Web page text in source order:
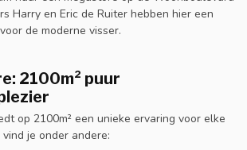
Harry en Eric de Ruiter hebben hier een
de moderne visser.
2100m² puur
op 2100m² een unieke ervaring voor elke
je onder andere: